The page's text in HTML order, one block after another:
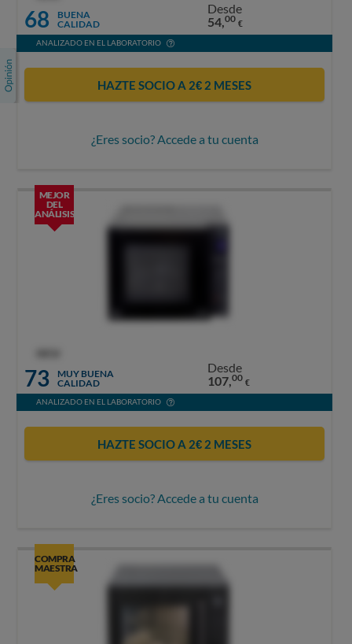
68
BUENA
CALIDAD
Desde
54,00 €
ANALIZADO EN EL LABORATORIO
HAZTE SOCIO A 2€ 2 MESES
¿Eres socio? Accede a tu cuenta
MEJOR
DEL
ANÁLISIS
73
MUY BUENA
CALIDAD
Desde
107,00 €
ANALIZADO EN EL LABORATORIO
HAZTE SOCIO A 2€ 2 MESES
¿Eres socio? Accede a tu cuenta
COMPRA
MAESTRA